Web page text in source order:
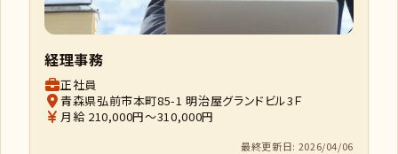
経理事務
正社員
青森県弘前市本町85-1 明治屋グランドビル3Ｆ
月給 210,000円～310,000円
最終更新日: 2026/04/06